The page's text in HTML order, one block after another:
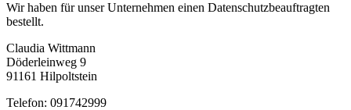
Wir haben für unser Unternehmen einen Datenschutzbeauftragten
bestellt.
Claudia Wittmann
Döderleinweg 9
91161 Hilpoltstein
Telefon: 091742999